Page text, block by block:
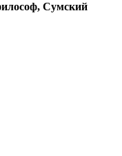
Сумский